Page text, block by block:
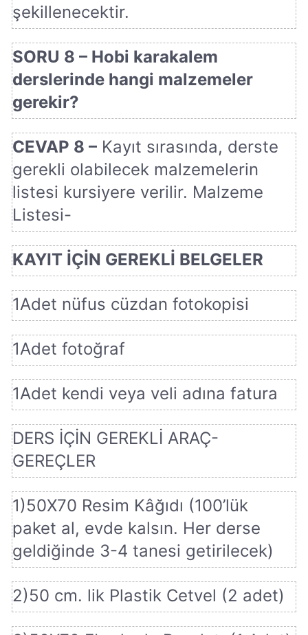
şekillenecektir.
SORU 8 – Hobi karakalem
derslerinde hangi malzemeler
gerekir?
CEVAP 8 – Kayıt sırasında, derste
gerekli olabilecek malzemelerin
listesi kursiyere verilir. Malzeme
Listesi-
KAYIT İÇİN GEREKLİ BELGELER
1Adet nüfus cüzdan fotokopisi
1Adet fotoğraf
1Adet kendi veya veli adına fatura
DERS İÇİN GEREKLİ ARAÇ-
GEREÇLER
1)50X70 Resim Kâğıdı (100’lük
paket al, evde kalsın. Her derse
geldiğinde 3-4 tanesi getirilecek)
2)50 cm. lik Plastik Cetvel (2 adet)